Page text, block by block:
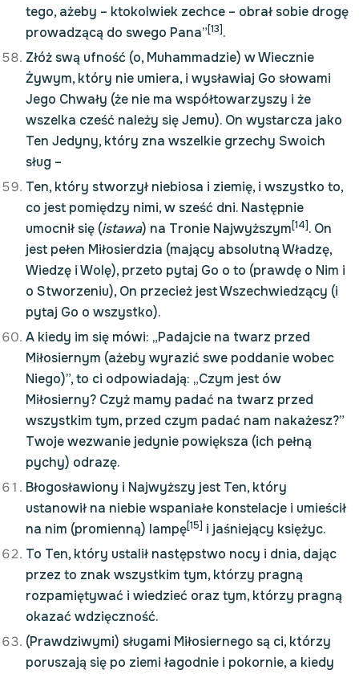
tego, ażeby – ktokolwiek zechce – obrał sobie drogę
prowadzącą do swego Pana”[13].
Złóż swą ufność (o, Muhammadzie) w Wiecznie
Żywym, który nie umiera, i wysławiaj Go słowami
Jego Chwały (że nie ma współtowarzyszy i że
wszelka cześć należy się Jemu). On wystarcza jako
Ten Jedyny, który zna wszelkie grzechy Swoich
sług –
Ten, który stworzył niebiosa i ziemię, i wszystko to,
co jest pomiędzy nimi, w sześć dni. Następnie
umocnił się (istawa) na Tronie Najwyższym[14]. On
jest pełen Miłosierdzia (mający absolutną Władzę,
Wiedzę i Wolę), przeto pytaj Go o to (prawdę o Nim i
o Stworzeniu), On przecież jest Wszechwiedzący (i
pytaj Go o wszystko).
A kiedy im się mówi: „Padajcie na twarz przed
Miłosiernym (ażeby wyrazić swe poddanie wobec
Niego)”, to ci odpowiadają: „Czym jest ów
Miłosierny? Czyż mamy padać na twarz przed
wszystkim tym, przed czym padać nam nakażesz?”
Twoje wezwanie jedynie powiększa (ich pełną
pychy) odrazę.
Błogosławiony i Najwyższy jest Ten, który
ustanowił na niebie wspaniałe konstelacje i umieścił
na nim (promienną) lampę[15] i jaśniejący księżyc.
To Ten, który ustalił następstwo nocy i dnia, dając
przez to znak wszystkim tym, którzy pragną
rozpamiętywać i wiedzieć oraz tym, którzy pragną
okazać wdzięczność.
(Prawdziwymi) sługami Miłosiernego są ci, którzy
poruszają się po ziemi łagodnie i pokornie, a kiedy